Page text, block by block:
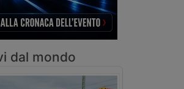
dal mondo